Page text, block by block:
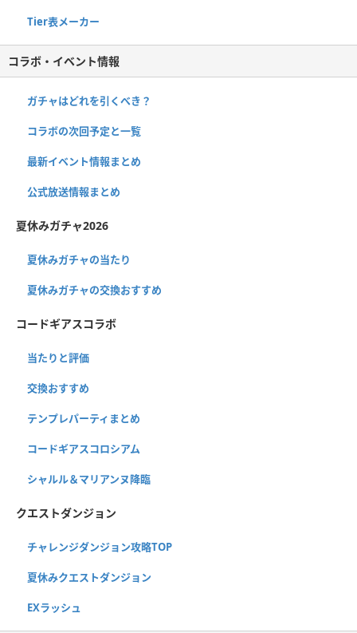
Tier表メーカー
コラボ・イベント情報
ガチャはどれを引くべき？
コラボの次回予定と一覧
最新イベント情報まとめ
公式放送情報まとめ
夏休みガチャ2026
夏休みガチャの当たり
夏休みガチャの交換おすすめ
コードギアスコラボ
当たりと評価
交換おすすめ
テンプレパーティまとめ
コードギアスコロシアム
シャルル＆マリアンヌ降臨
クエストダンジョン
チャレンジダンジョン攻略TOP
夏休みクエストダンジョン
EXラッシュ